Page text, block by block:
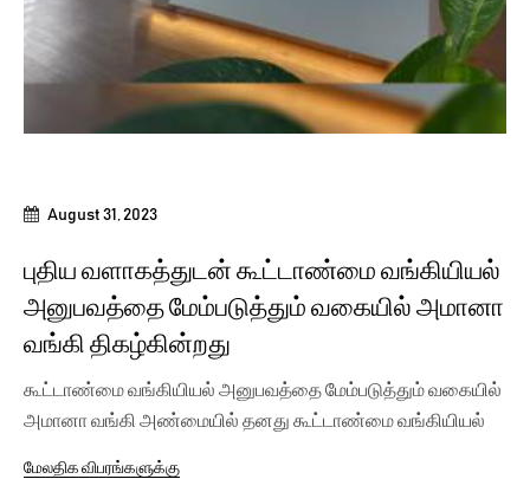
August 31, 2023
புதிய வளாகத்துடன் கூட்டாண்மை வங்கியியல்
அனுபவத்தை மேம்படுத்தும் வகையில் அமானா
வங்கி திகழ்கின்றது
கூட்டாண்மை வங்கியியல் அனுபவத்தை மேம்படுத்தும் வகையில்
அமானா வங்கி அண்மையில் தனது கூட்டாண்மை வங்கியியல்
மேலதிக விபரங்களுக்கு